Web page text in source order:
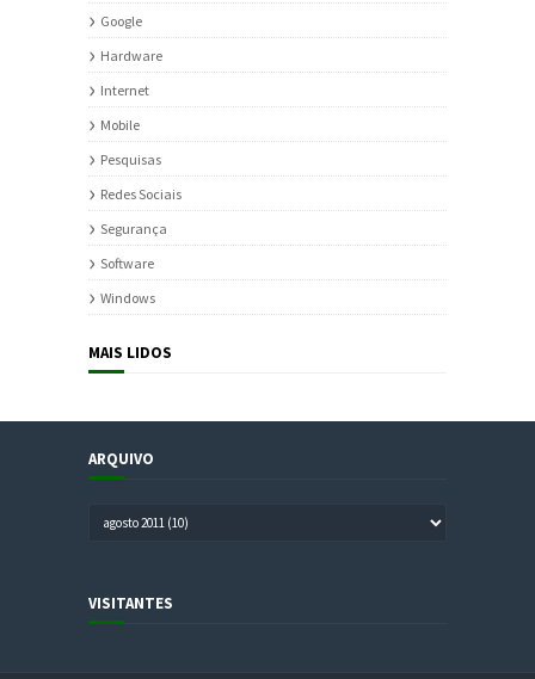
Google
Hardware
Internet
Mobile
Pesquisas
Redes Sociais
Segurança
Software
Windows
MAIS LIDOS
ARQUIVO
VISITANTES